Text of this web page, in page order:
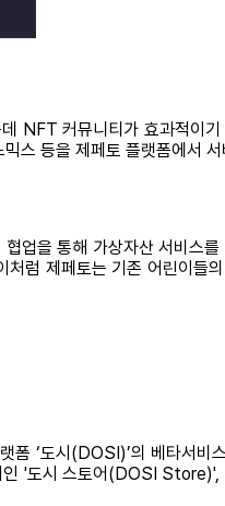
NFT 커뮤니티가 효과적이
등을 제페토 플랫폼에서
업을 통해 가상자산 서비스
럼 제페토는 기존 어린이들
‘도시(DOSI)’의 베타서
'도시 스토어(DOSI